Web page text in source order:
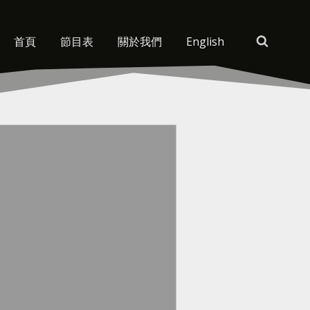
首頁 節目表 關於我們 English